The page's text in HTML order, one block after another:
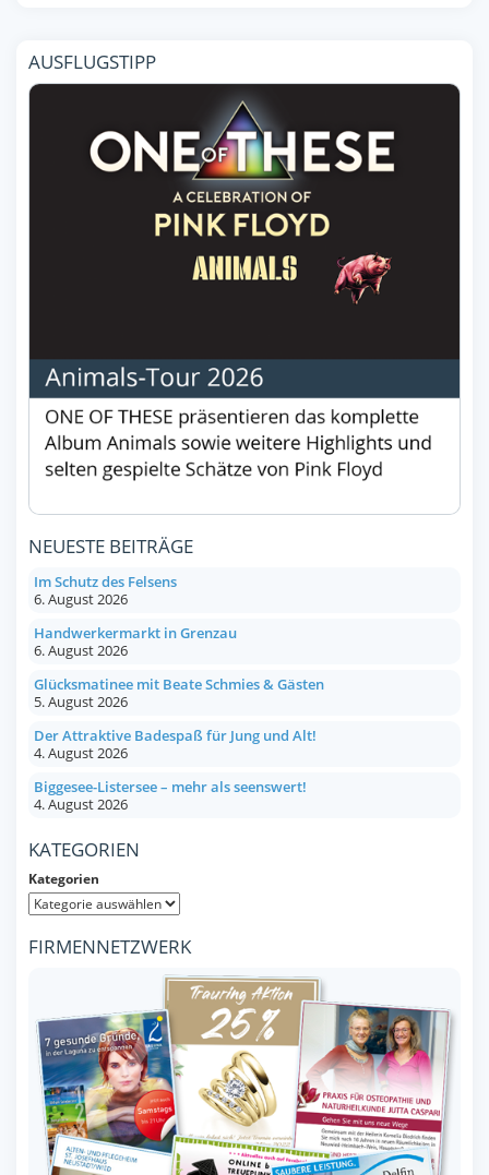
AUSFLUGSTIPP
NEUESTE BEITRÄGE
Im Schutz des Felsens
6. August 2026
Handwerkermarkt in Grenzau
6. August 2026
Glücksmatinee mit Beate Schmies & Gästen
5. August 2026
Der Attraktive Badespaß für Jung und Alt!
4. August 2026
Biggesee-Listersee – mehr als seenswert!
4. August 2026
KATEGORIEN
Kategorien
FIRMENNETZWERK